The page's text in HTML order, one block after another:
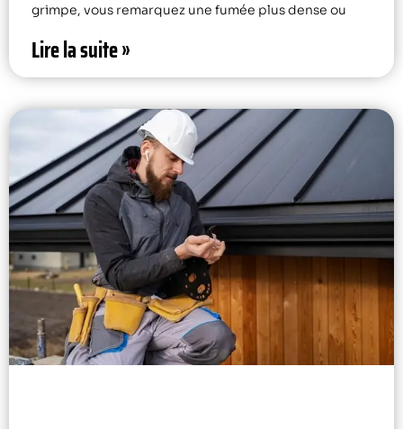
grimpe, vous remarquez une fumée plus dense ou
Lire la suite »